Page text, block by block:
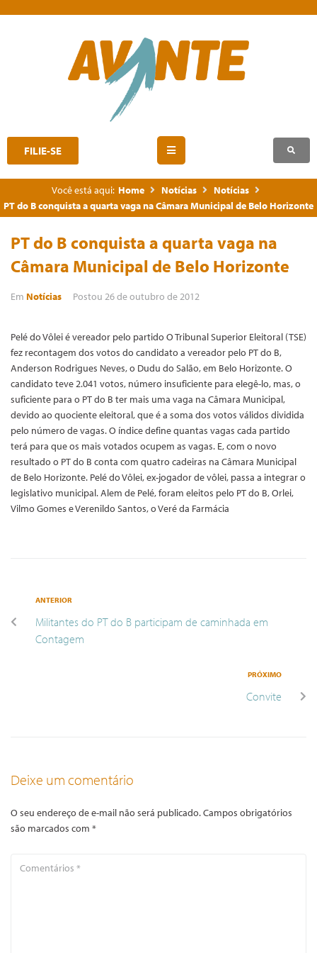
FILIE-SE
Você está aqui: Home Notícias
Notícias
PT do B conquista a quarta vaga na Câmara Municipal de Belo Horizonte
PT do B conquista a quarta vaga na
Câmara Municipal de Belo Horizonte
Em Notícias Postou 26 de outubro de 2012
Pelé do Vôlei é vereador pelo partido O Tribunal Superior Eleitoral (TSE)
fez recontagem dos votos do candidato a vereador pelo PT do B,
Anderson Rodrigues Neves, o Dudu do Salão, em Belo Horizonte. O
candidato teve 2.041 votos, número insuficiente para elegê-lo, mas, o
suficiente para o PT do B ter mais uma vaga na Câmara Municipal,
devido ao quociente eleitoral, que é a soma dos votos válidos dividida
pelo número de vagas. O índice define quantas vagas cada partido
terá para que os mais votados ocupem as vagas. E, com o novo
resultado o PT do B conta com quatro cadeiras na Câmara Municipal
de Belo Horizonte. Pelé do Vôlei, ex-jogador de vôlei, passa a integrar o
legislativo municipal. Alem de Pelé, foram eleitos pelo PT do B, Orlei,
Vilmo Gomes e Verenildo Santos, o Veré da Farmácia
ANTERIOR
Militantes do PT do B participam de caminhada em
Contagem
PRÓXIMO
Convite
Deixe um comentário
O seu endereço de e-mail não será publicado.Campos obrigatórios
são marcados com *